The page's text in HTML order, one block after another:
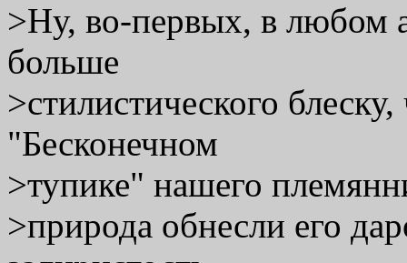
>Ну, во-первых, в любом
больше
>стилистического
"Бесконечном
>тупике" нашего
>природа обнесли его